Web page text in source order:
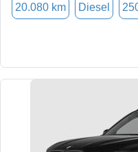
20.080 km Diesel